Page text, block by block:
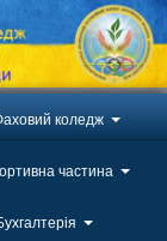
коледж
частина